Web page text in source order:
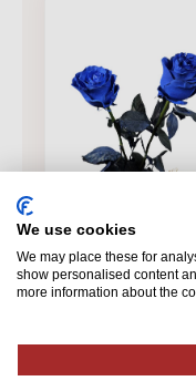
BLAU
Mondial - Blaue
Rosen - 12 Stück
38,75
We use cookies
We may place these for
show personalised content
more information about the